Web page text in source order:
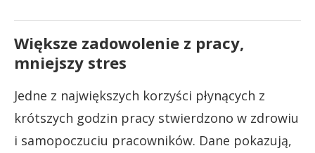
Większe zadowolenie z pracy,
mniejszy stres
Jedne z największych korzyści płynących z
krótszych godzin pracy stwierdzono w zdrowiu
i samopoczuciu pracowników. Dane pokazują,